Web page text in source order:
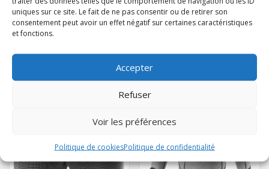
uniques sur ce site. Le fait de ne pas consentir ou de retirer son
consentement peut avoir un effet négatif sur certaines caractéristiques
et fonctions.
Accepter
Refuser
Voir les préférences
Politique de cookiesPolitique de confidentialité
55,00€ TTC
Choix des options
149,95€ TTC